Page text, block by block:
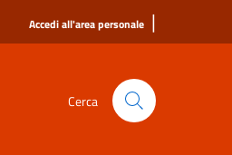
Accedi all'area personale |
Cerca